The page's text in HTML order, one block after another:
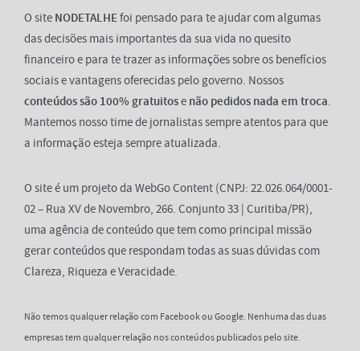
O site NODETALHEfoi pensado para te ajudar com algumas
das decisões mais importantes da sua vida no quesito
financeiro e para te trazer as informações sobre os benefícios
sociais e vantagens oferecidas pelo governo. Nossos
conteúdos são 100% gratuitose não pedidos nada em troca.
Mantemos nosso time de jornalistas sempre atentos para que
a informação esteja sempre atualizada.
O site é um projeto da WebGo Content (CNPJ: 22.026.064/0001-
02 – Rua XV de Novembro, 266. Conjunto 33 | Curitiba/PR),
uma agência de conteúdo que tem como principal missão
gerar conteúdos que respondam todas as suas dúvidas com
Clareza, Riqueza e Veracidade.
Não temos qualquer relação com Facebook ou Google. Nenhuma das duas
empresas tem qualquer relação nos conteúdos publicados pelo site.